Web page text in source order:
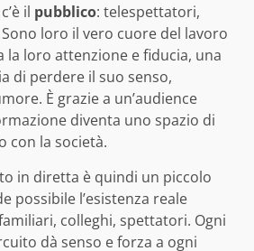
il pubblico: telespettatori,
loro il vero cuore del lavoro
la loro attenzione e fiducia, una
di perdere il suo senso,
È grazie a un’audience
diventa uno spazio di
con la società.
in diretta è quindi un piccolo
possibile l’esistenza reale
colleghi, spettatori. Ogni
dà senso e forza a ogni